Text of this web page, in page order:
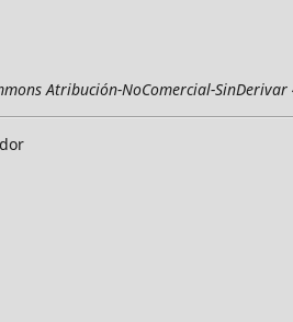
Atribución-NoComercial-